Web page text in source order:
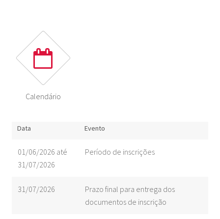
Calendário
Data Evento
01/06/2026 até
31/07/2026
Período de inscrições
31/07/2026
Prazo final para entrega dos
documentos de inscrição